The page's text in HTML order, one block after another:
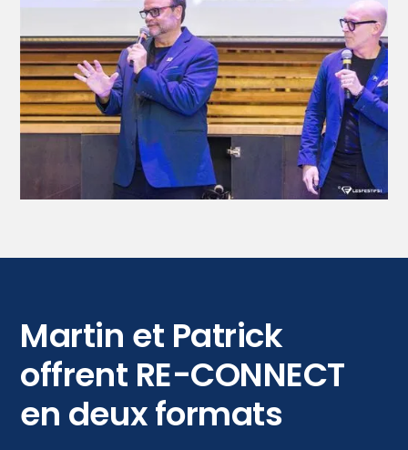
Martin et Patrick
offrent RE-CONNECT
en deux formats